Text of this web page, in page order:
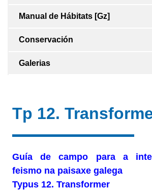
Manual de Hábitats [Gz]
Conservación
Galerias
Tp 12.
Guía de campo para a
feismo na paisaxe galega
Typus 12. Transformer